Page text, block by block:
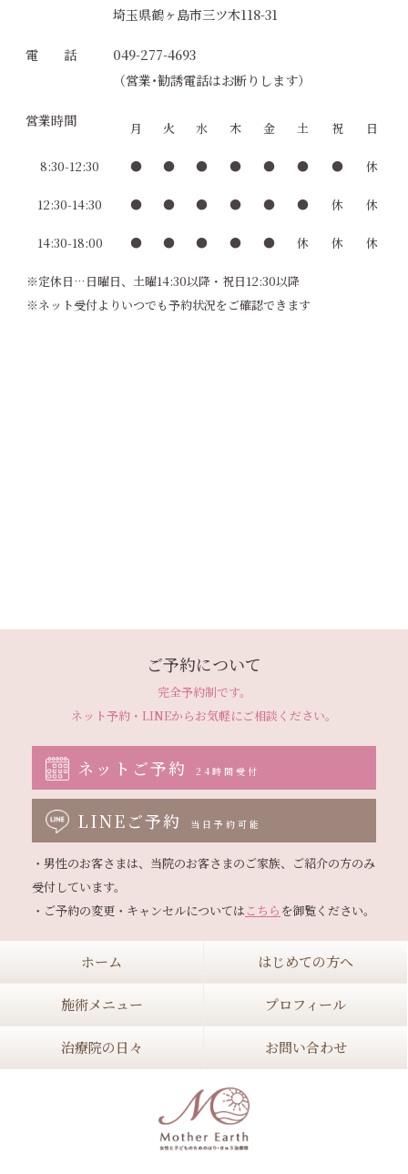
埼玉県鶴ヶ島市三ツ木118-31
電 話
049-277-4693
（営業･勧誘電話はお断りします）
営業時間 月 火 水 木 金 土 祝 日
8:30-12:30 ● ● ● ● ● ● ● 休
12:30-14:30 ● ● ● ● ● ● 休 休
14:30-18:00 ● ● ● ● ● 休 休 休
※定休日…日曜日、土曜14:30以降・祝日12:30以降
※ネット受付よりいつでも予約状況をご確認できます
ご予約について
完全予約制です。
ネット予約・LINEからお気軽にご相談ください。
ネットご予約 24時間受付
LINEご予約 当日予約可能
・男性のお客さまは、当院のお客さまのご家族、ご紹介の方のみ
受付しています。
・ご予約の変更・キャンセルについてはこちら
ホーム はじめての方へ
施術メニュー プロフィール
治療院の日々 お問い合わせ